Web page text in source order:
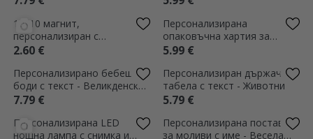
Персонализирана чаша за
деца с текст - Весела
Великден!
6.79 €
Персонализирана чаша за
деца с име - Сладко зайче
6.79 €